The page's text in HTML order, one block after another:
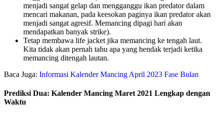
menjadi sangat gelap dan mengganggu ikan predator dalam
mencari makanan, pada keesokan paginya ikan predator akan
menjadi sangat agresif. Memancing dipagi hari akan
mendapatkan banyak strike).
Tetap membawa life jacket jika memancing ke tengah laut.
Kita tidak akan pernah tahu apa yang hendak terjadi ketika
memancing ditengah lautan.
Baca Juga: Informasi Kalender Mancing April 2023 Fase Bulan
Prediksi Dua: Kalender Mancing Maret 2021 Lengkap dengan
Waktu